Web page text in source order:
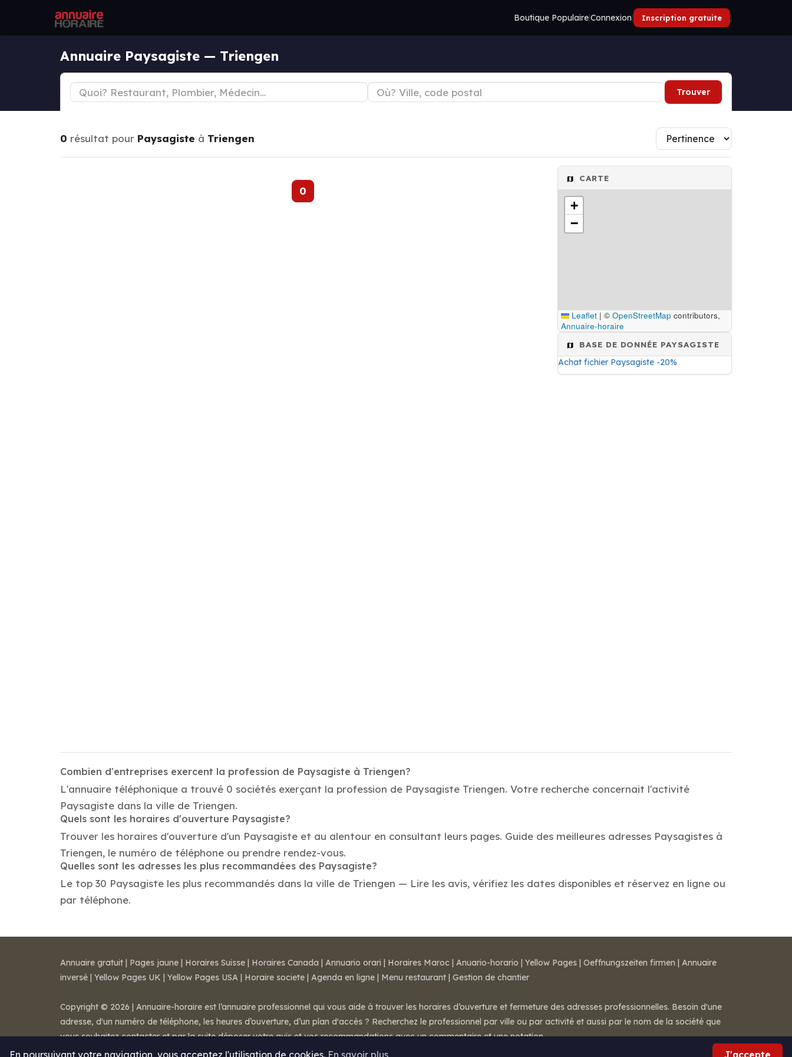
Boutique Populaire|Connexion| Inscription gratuite |
Annuaire Paysagiste — Triengen
Trouver
0 résultat pour Paysagiste à Triengen
0
CARTE
+
−
Leaflet | © OpenStreetMap contributors,
Annuaire-horaire
BASE DE DONNÉE PAYSAGISTE
Achat fichier Paysagiste -20%
Combien d'entreprises exercent la profession de Paysagiste à Triengen?
L'annuaire téléphonique a trouvé 0 sociétés exerçant la profession de Paysagiste Triengen. Votre recherche concernait l'activité
Paysagiste dans la ville de Triengen.
Quels sont les horaires d'ouverture Paysagiste?
Trouver les horaires d'ouverture d'un Paysagiste et au alentour en consultant leurs pages. Guide des meilleures adresses Paysagistes à
Triengen, le numéro de téléphone ou prendre rendez-vous.
Quelles sont les adresses les plus recommandées des Paysagiste?
Le top 30 Paysagiste les plus recommandés dans la ville de Triengen — Lire les avis, vérifiez les dates disponibles et réservez en ligne ou
par téléphone.
En poursuivant votre navigation, vous acceptez l'utilisation de cookies. En savoir plus J'accepte
Annuaire gratuit | Pages jaune | Horaires Suisse | Horaires Canada | Annuario orari | Horaires Maroc | Anuario-horario | Yellow Pages | Oeffnungszeiten firmen | Annuaire
inversé | Yellow Pages UK | Yellow Pages USA | Horaire societe | Agenda en ligne | Menu restaurant | Gestion de chantier
Copyright © 2026 | Annuaire-horaire est l’annuaire professionnel qui vous aide à trouver les horaires d’ouverture et fermeture des adresses professionnelles. Besoin d'une
adresse, d'un numéro de téléphone, les heures d’ouverture, d’un plan d'accès ? Recherchez le professionnel par ville ou par activité et aussi par le nom de la société que
vous souhaitez contacter et par la suite déposer votre avis et vos recommandations avec un commentaire et une notation.
Mentions légales-Conditions de ventes- Contact